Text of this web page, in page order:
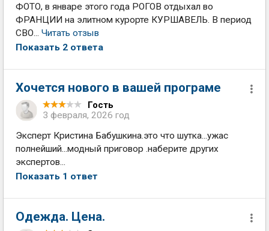
ФОТО, в январе этого года РОГОВ отдыхал во
ФРАНЦИИ на элитном курорте КУРШАВЕЛЬ. В период
СВО... Читать отзыв
Показать 2 ответа
Хочется нового в вашей програме
Гость
3 февраля, 2026 год
Эксперт Кристина Бабушкина.это что шутка...ужас
полнейший...модный приговор .наберите других
экспертов...
Показать 1 ответ
Одежда. Цена.